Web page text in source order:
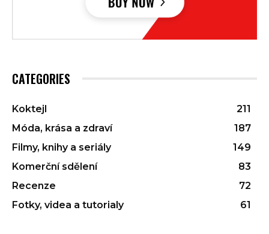
CATEGORIES
Koktejl
211
Móda, krása a zdraví
187
Filmy, knihy a seriály
149
Komerční sdělení
83
Recenze
72
Fotky, videa a tutorialy
61